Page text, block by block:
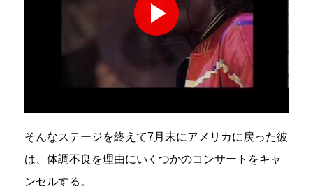
そんなステージを終えて7月末にアメリカに戻った彼
は、体調不良を理由にいくつかのコンサートをキャ
ンセルする。